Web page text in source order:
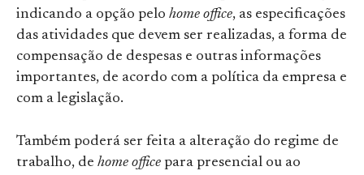
indicando a opção pelo home office, as especificações
das atividades que devem ser realizadas, a forma de
compensação de despesas e outras informações
importantes, de acordo com a política da empresa e
com a legislação.
Também poderá ser feita a alteração do regime de
trabalho, de home office para presencial ou ao